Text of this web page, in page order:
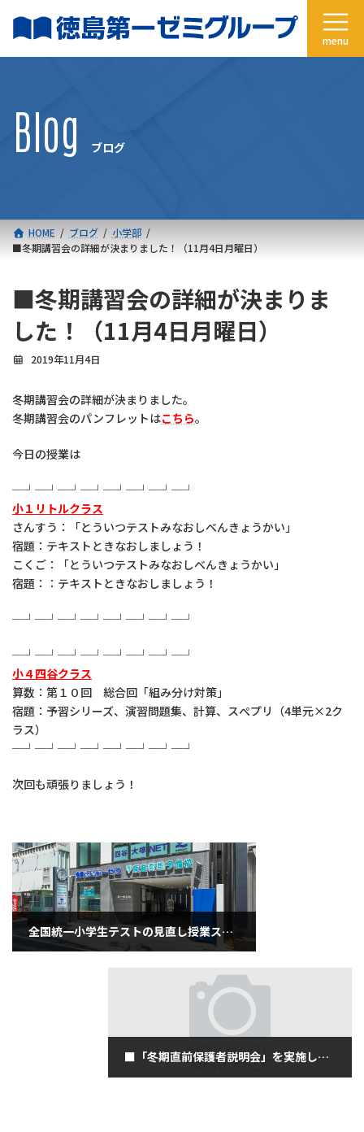
ン
ー
Blog ブログ
HOME ブログ
小学部
■冬期講習会の詳細が決まりました！（11月4日月曜日）
■冬期講習会の詳細が決まりま
した！（11月4日月曜日）
2019年11月4日
冬期講習会の詳細が決まりました。
冬期講習会のパンフレットはこちら。
今日の授業は
─┘─┘─┘─┘─┘─┘─┘─┘
小１リトルクラス
さんすう：「とういつテストみなおしべんきょうかい」
宿題：テキストときなおしましょう！
こくご：「とういつテストみなおしべんきょうかい」
宿題：：テキストときなおしましょう！
─┘─┘─┘─┘─┘─┘─┘─┘
─┘─┘─┘─┘─┘─┘─┘─┘
小４四谷クラス
算数：第１０回 総合回「組み分け対策」
宿題：予習シリーズ、演習問題集、計算、スぺプリ（4単元×2ク
ラス）
─┘─┘─┘─┘─┘─┘─┘─┘
次回も頑張りましょう！
全国統一小学生テストの見直し授業スタート（１１月４日月曜日）
■「冬期直前保護者説明会」を実施します！（11月5日火曜日）